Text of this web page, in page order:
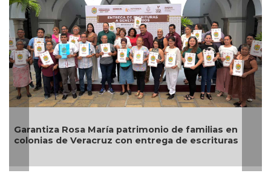
Descarta Nahle motivos políticos en desafuero de
alcaldes de MC